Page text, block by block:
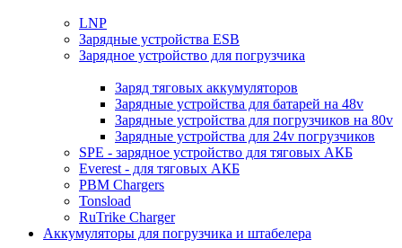
LNP
Зарядные устройства ESB
Зарядное устройство для погрузчика
Заряд тяговых аккумуляторов
Зарядные устройства для батарей на 48v
Зарядные устройства для погрузчиков на 80v
Зарядные устройства для 24v погрузчиков
SPE - зарядное устройство для тяговых АКБ
Everest - для тяговых АКБ
PBM Chargers
Tonsload
RuTrike Charger
Аккумуляторы для погрузчика и штабелера